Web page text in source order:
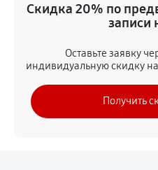
4320 руб
Замена
4050 руб
Замена
Скидка 20% по
записи
Оставьте заявку
индивидуальную скидку
Получить